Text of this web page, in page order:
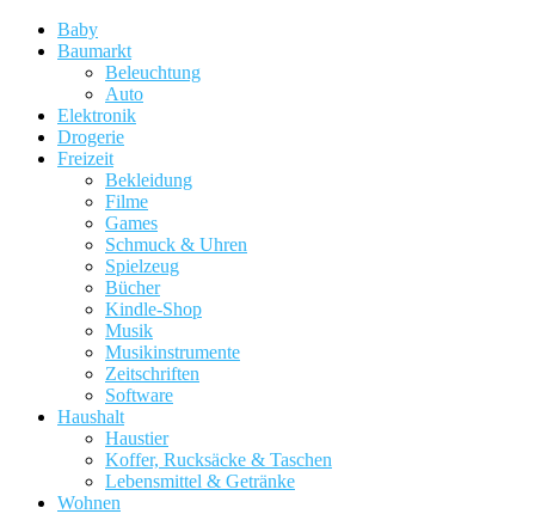
Baby
Baumarkt
Beleuchtung
Auto
Elektronik
Drogerie
Freizeit
Bekleidung
Filme
Games
Schmuck & Uhren
Spielzeug
Bücher
Kindle-Shop
Musik
Musikinstrumente
Zeitschriften
Software
Haushalt
Haustier
Koffer, Rucksäcke & Taschen
Lebensmittel & Getränke
Wohnen